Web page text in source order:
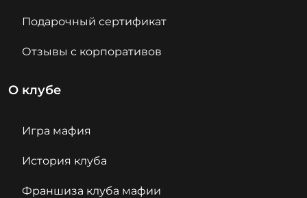
Подарочный сертификат
Отзывы с корпоративов
О клубе
Игра мафия
История клуба
Франшиза клуба мафии